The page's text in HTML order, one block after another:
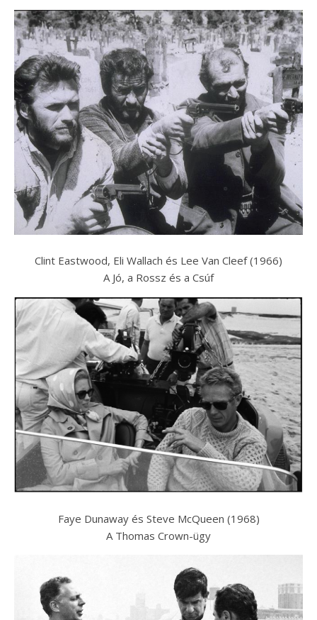
Clint Eastwood, Eli Wallach és Lee Van Cleef (1966)
A Jó, a Rossz és a Csúf
Faye Dunaway és Steve McQueen (1968)
A Thomas Crown-ügy